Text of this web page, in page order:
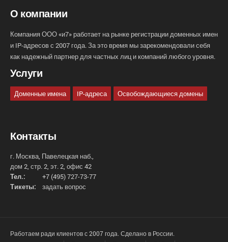
О компании
Компания ООО «и7» работает на рынке регистрации доменных имен
и IP-адресов с 2007 года. За это время мы зарекомендовали себя
как надежный партнер для частных лиц и компаний любого уровня.
Услуги
Доменные имена IP-адреса Освобождающиеся домены
Контакты
г. Москва, Павелецкая наб.,
дом 2, стр. 2, эт. 2, офис 42
Тел.:
+7 (495) 727-73-77
Тикеты:
задать вопрос
Работаем ради клиентов с 2007 года. Сделано в России.